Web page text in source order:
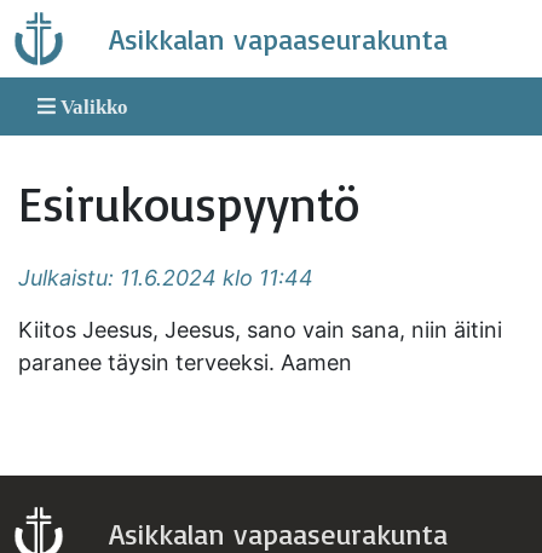
Skip
to
content
Asikkalan vapaaseurakunta
Valikko
Esirukouspyyntö
Julkaistu: 11.6.2024 klo 11:44
Kiitos Jeesus, Jeesus, sano vain sana, niin äitini
paranee täysin terveeksi. Aamen
Asikkalan vapaaseurakunta